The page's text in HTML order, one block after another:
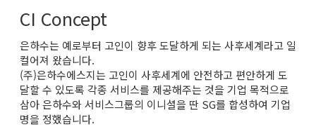
CI Concept
은하수는 예로부터 고인이 향후 도달하게 되는 사후세계라고 일
컬어져 왔습니다.
(주)은하수에스지는 고인이 사후세계에 안전하고 편안하게 도
달할 수 있도록 각종 서비스를 제공해주는 것을 기업 목적으로
삼아 은하수와 서비스그룹의 이니셜을 딴 SG를 합성하여 기업
명을 정했습니다.